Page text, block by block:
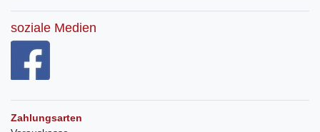
soziale Medien
Zahlungsarten